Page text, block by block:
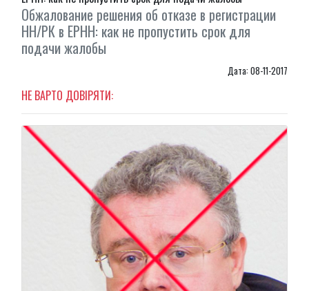
Обжалование решения об отказе в регистрации
НН/РК в ЕРНН: как не пропустить срок для
подачи жалобы
Дата: 08-11-2017
НЕ ВАРТО ДОВІРЯТИ: